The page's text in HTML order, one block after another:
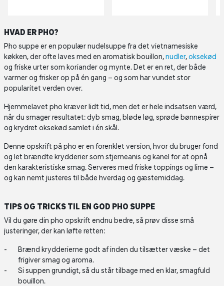
HVAD ER PHO?
Pho suppe er en populær nudelsuppe fra det vietnamesiske
køkken, der ofte laves med en aromatisk bouillon,nudler,oksekød
og friske urter som koriander og mynte. Det er en ret, der både
varmer og frisker op på én gang – og som har vundet stor
popularitet verden over.
Hjemmelavet pho kræver lidt tid, men det er hele indsatsen værd,
når du smager resultatet: dyb smag, bløde løg, sprøde bønnespirer
og krydret oksekød samlet i én skål.
Denne opskrift på pho er en forenklet version, hvor du bruger fond
og let brændte krydderier som stjerneanis og kanel for at opnå
den karakteristiske smag. Serveres med friske toppings og lime –
og kan nemt justeres til både hverdag og gæstemiddag.
TIPS OG TRICKS TIL EN GOD PHO SUPPE
Vil du gøre din pho opskrift endnu bedre, så prøv disse små
justeringer, der kan løfte retten:
Brænd krydderierne godt af inden du tilsætter væske – det
frigiver smag og aroma.
Si suppen grundigt, så du står tilbage med en klar, smagfuld
bouillon.